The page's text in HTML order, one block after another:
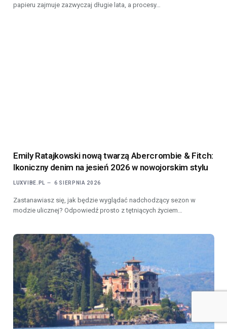
papieru zajmuje zazwyczaj długie lata, a procesy…
Emily Ratajkowski nową twarzą Abercrombie & Fitch:
Ikoniczny denim na jesień 2026 w nowojorskim stylu
LUXVIBE.PL 6 SIERPNIA 2026
Zastanawiasz się, jak będzie wyglądać nadchodzący sezon w
modzie ulicznej? Odpowiedź prosto z tętniących życiem…